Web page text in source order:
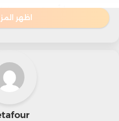
وبحسب ما أوردته صحيفة
الاقتصادية، فقد وقعت
هكتار داخل الأراضي
المملكة توفر شروطاً
اظهر